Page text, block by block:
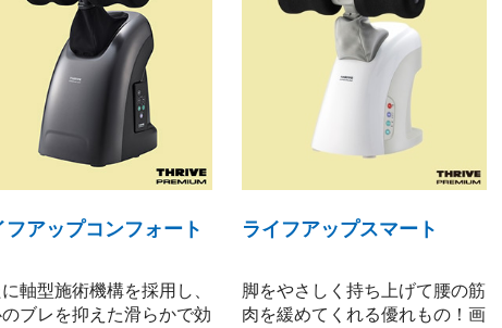
フアップコンフォート
軸型施術機構を採用し、
ブレを抑えた滑らかで効
ライフアップスマート
脚をやさしく持ち上げて腰の筋
肉を緩めてくれる優れもの！画